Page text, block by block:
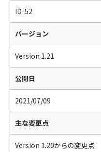
ID-52
バージョン
Version 1.21
公開日
2021/07/09
主な変更点
Version 1.20からの変更点